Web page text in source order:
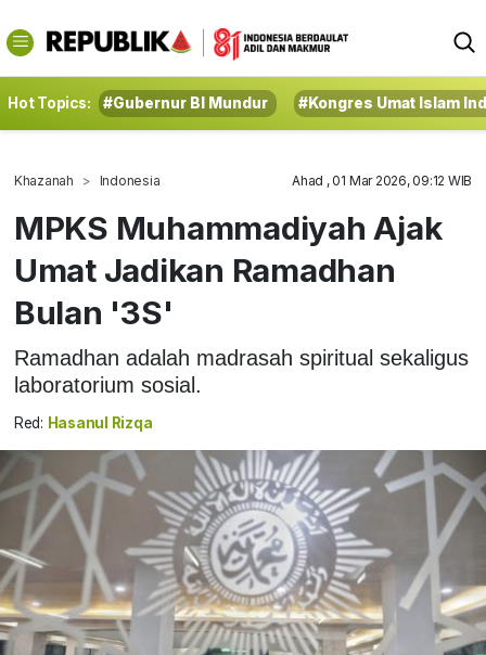
Hot Topics: #Gubernur BI Mundur #Kongres Umat Islam
Khazanah Indonesia Ahad , 01 Mar 2026, 09:12 WIB
MPKS Muhammadiyah Ajak
Umat Jadikan Ramadhan
Bulan '3S'
Ramadhan adalah madrasah spiritual sekaligus
laboratorium sosial.
Red: Hasanul Rizqa